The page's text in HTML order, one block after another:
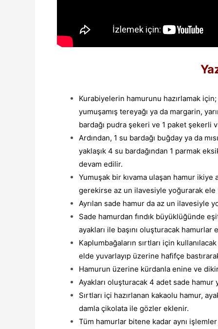
Kurabiyelerin hamurunu hazırlamak için;
yumuşamış tereyağı ya da margarin,
bardağı pudra şekeri ve 1 paket şekerli
Ardından, 1 su bardağı buğday ya da
yaklaşık 4 su bardağından 1 parmak
devam edilir.
Yumuşak bir kıvama ulaşan hamur ikiye
gerekirse az un ilavesiyle yoğurarak ele
Ayrılan sade hamur da az un ilavesiyle
Sade hamurdan fındık büyüklüğünde
ayakları ile başını oluşturacak hamurlar
Kaplumbağaların sırtları için
elde yuvarlayıp üzerine hafifçe bastırarak
Hamurun üzerine kürdanla enine ve
Ayakları oluşturacak 4 adet sade
Sırtları içi hazırlanan kakaolu hamur,
damla çikolata ile gözler eklenir.
Tüm hamurlar bitene kadar aynı